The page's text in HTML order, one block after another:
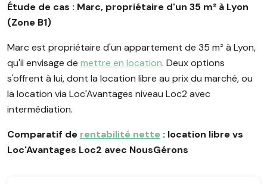
Étude de cas : Marc, propriétaire d'un 35 m² à Lyon
(Zone B1)
Marc est propriétaire d'un appartement de 35 m² à Lyon,
qu'il envisage de mettre en location. Deux options
s'offrent à lui, dont la location libre au prix du marché, ou
la location via Loc'Avantages niveau Loc2 avec
intermédiation.
Comparatif de rentabilité nette : location libre vs
Loc'Avantages Loc2 avec NousGérons